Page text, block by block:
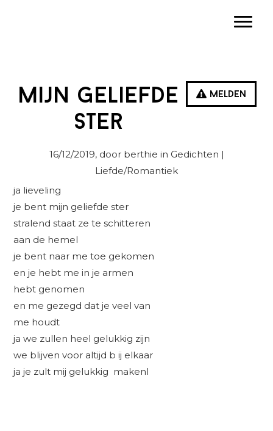
Melden
mijn geliefde
ster
16/12/2019, door berthie in Gedichten |
Liefde/Romantiek
ja lieveling
je bent mijn geliefde ster
stralend staat ze te schitteren
aan de hemel
je bent naar me toe gekomen
en je hebt me in je armen
hebt genomen
en me gezegd dat je veel van
me houdt
ja we zullen heel gelukkig zijn
we blijven voor altijd b ij elkaar
ja je zult mij gelukkig makenl